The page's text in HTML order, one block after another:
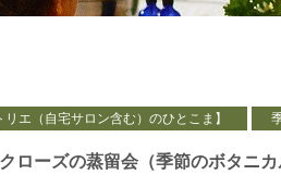
リエ（自宅サロン含む）のひとこま】
ローズの蒸留会（季節のボタニカ